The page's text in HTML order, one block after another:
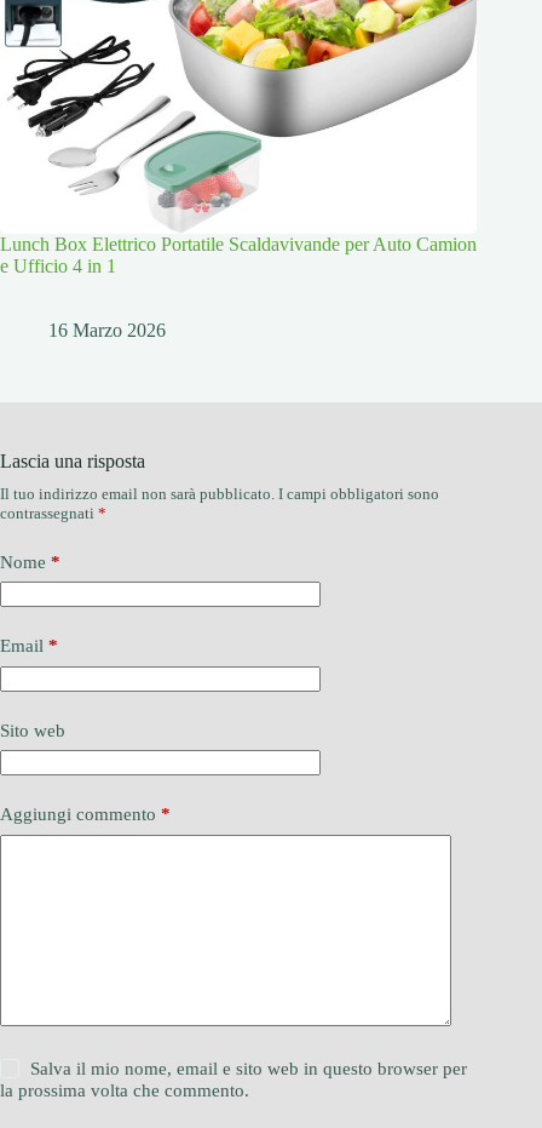
Lunch Box Elettrico Portatile Scaldavivande per Auto Camion
e Ufficio 4 in 1
16 Marzo 2026
Lascia una risposta
Il tuo indirizzo email non sarà pubblicato. I campi obbligatori sono
contrassegnati *
Nome *
Email *
Sito web
Aggiungi commento *
Salva il mio nome, email e sito web in questo browser per
la prossima volta che commento.